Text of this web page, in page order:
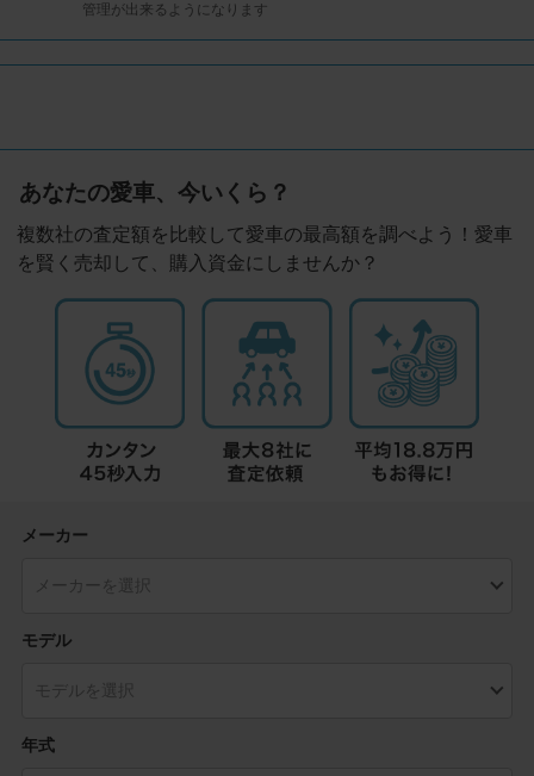
管理が出来るようになります
あなたの愛車、今いくら？
複数社の査定額を比較して愛車の最高額を調べよう！愛車
を賢く売却して、購入資金にしませんか？
メーカー
モデル
年式